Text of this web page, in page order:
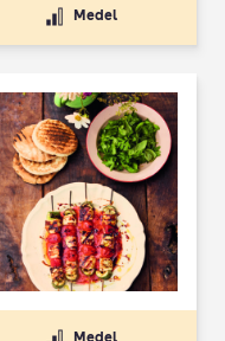
Medel
Medel